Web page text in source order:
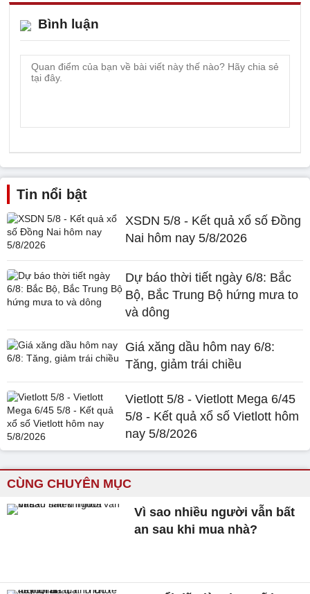
Bình luận
Tin nổi bật
XSDN 5/8 - Kết quả xổ số Đồng
Nai hôm nay 5/8/2026
Dự báo thời tiết ngày 6/8: Bắc
Bộ, Bắc Trung Bộ hứng mưa to
và dông
Giá xăng dầu hôm nay 6/8:
Tăng, giảm trái chiều
Vietlott 5/8 - Vietlott Mega 6/45
5/8 - Kết quả xổ số Vietlott hôm
nay 5/8/2026
CÙNG CHUYÊN MỤC
Vì sao nhiều người vẫn bất
an sau khi mua nhà?